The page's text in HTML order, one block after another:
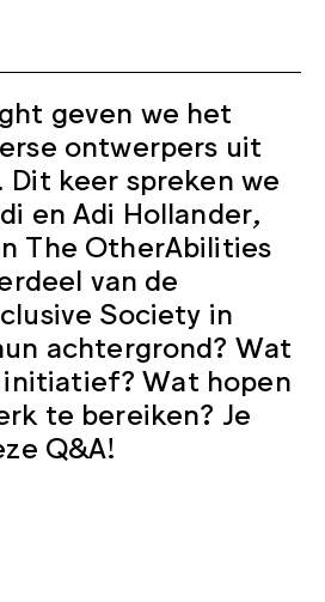
geven we het
ontwerpers uit
Dit keer spreken we
en Adi Hollander,
The OtherAbilities
van de
Society in
achtergrond? Wat
Wat hopen
te bereiken? Je
Q&A!